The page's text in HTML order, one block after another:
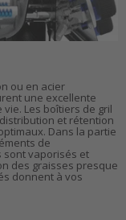
ou en acier
une excellente
Les boîtiers de gril
et rétention
Dans la partie
de
sont vaporisés et
des graisses presque
donnent à vos